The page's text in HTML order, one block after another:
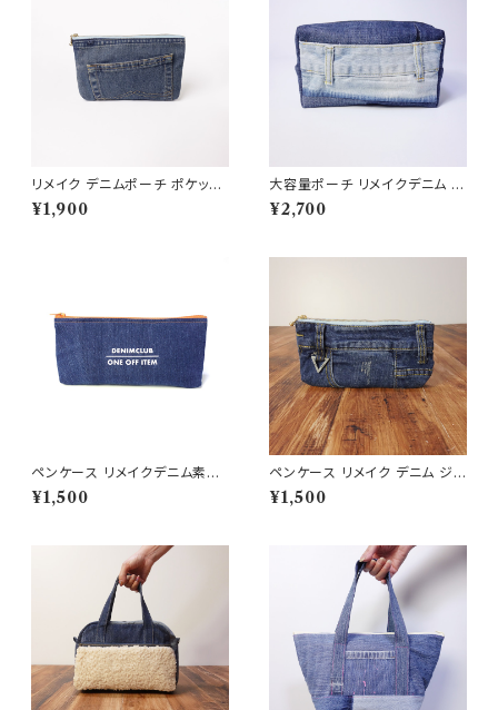
リメイク デニムポーチ ポケット
デザイン 市松裏地 クッション入
り
¥1,900
大容量ポーチ リメイクデニム R
D174
¥2,700
ペンケース リメイクデニム素材
シンプル 大容量
¥1,500
ペンケース リメイク デニム ジ
ーンズ 一点物 オリジナルアイテ
ム
¥1,500